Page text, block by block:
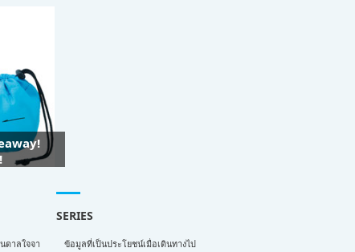
ดาลใจจา
SERIES
ข้อมูลที่เป็นประโยชน์เมื่อเดินทางไป